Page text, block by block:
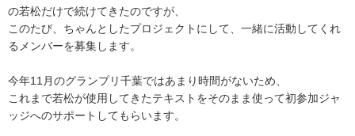
の若松だけで続けてきたのですが、
このたび、ちゃんとしたプロジェクトにして、一緒に活動してくれ
るメンバーを募集します。
今年11月のグランプリ千葉ではあまり時間がないため、
これまで若松が使用してきたテキストをそのまま使って初参加ジャ
ッジへのサポートしてもらいます。